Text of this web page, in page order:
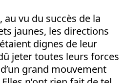
au vu du succès de la
jaunes, les directions
dignes de leur
jeter toutes leurs forces
grand mouvement